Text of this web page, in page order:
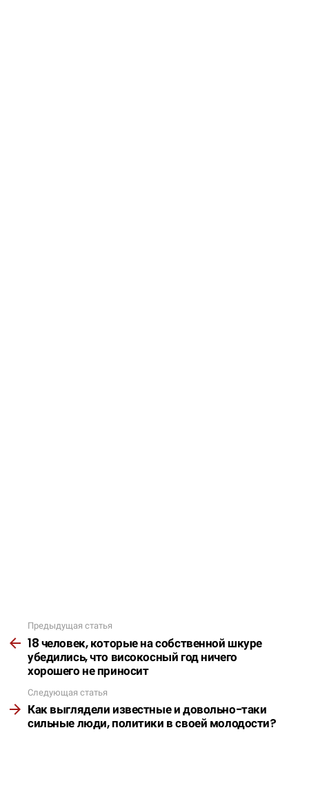
Подробнее
Предыдущая статья
18 человек, которые на собственной шкуре
убедились, что високосный год ничего
хорошего не приносит
Следующая статья
Как выглядели известные и довольно-таки
сильные люди, политики в своей молодости?